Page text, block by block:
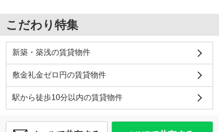
こだわり特集
新築・築浅の賃貸物件
敷金礼金ゼロ円の賃貸物件
駅から徒歩10分以内の賃貸物件